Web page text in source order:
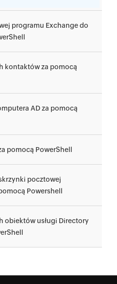
programu Exchange do
kontaktów za pomocą
AD za pomocą
pomocą PowerShell
pocztowej
Powershell
obiektów usługi Directory